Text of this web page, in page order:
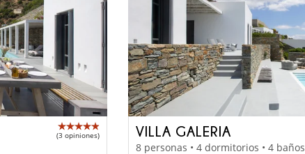
(3 opiniones) VILLA GALERIA
8 personas • 4 dormitorios • 4 baños